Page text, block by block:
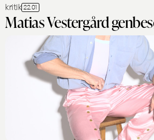
kritik 22.01
Matias Vestergård